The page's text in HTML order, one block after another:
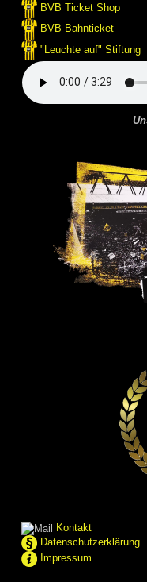
BVB Ticket Shop
BVB Bahnticket
"Leuchte auf" Stiftung
Kontakt
Datenschutzerklärung
Impressum